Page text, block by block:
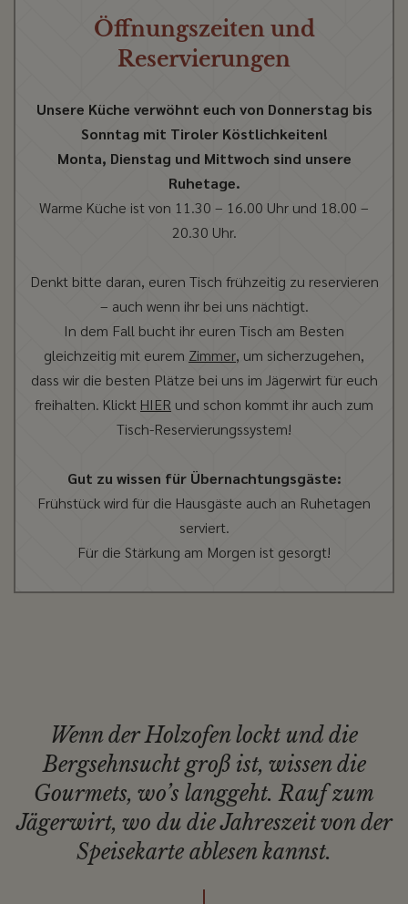
Öffnungszeiten und
Reservierungen
Unsere Küche verwöhnt euch von Donnerstag bis
Sonntag mit Tiroler Köstlichkeiten!
Monta, Dienstag und Mittwoch sind unsere
Ruhetage.
Warme Küche ist von 11.30 – 16.00 Uhr und 18.00 –
20.30 Uhr.
Denkt bitte daran, euren Tisch frühzeitig zu reservieren
– auch wenn ihr bei uns nächtigt.
In dem Fall bucht ihr euren Tisch am Besten
gleichzeitig mit eurem Zimmer, um sicherzugehen,
dass wir die besten Plätze bei uns im Jägerwirt für euch
freihalten. Klickt HIER und schon kommt ihr auch zum
Tisch-Reservierungssystem!
Gut zu wissen für Übernachtungsgäste:
Frühstück wird für die Hausgäste auch an Ruhetagen
serviert.
Für die Stärkung am Morgen ist gesorgt!
Wenn der Holzofen lockt und die
Bergsehnsucht groß ist, wissen die
Gourmets, wo’s langgeht. Rauf zum
Jägerwirt, wo du die Jahreszeit von der
Speisekarte ablesen kannst.